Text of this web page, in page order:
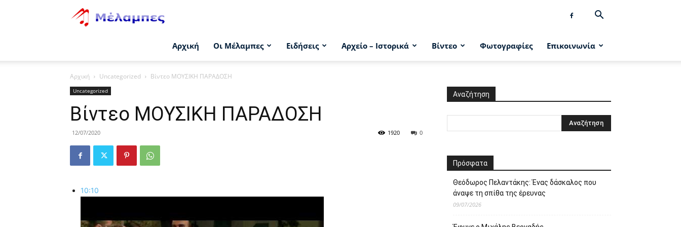
Αρχική Οι Μέλαμπες Ειδήσεις Αρχείο – Ιστορικά Βίντεο Φωτογραφίες Επικοινωνία
Αρχική Uncategorized Βίντεο ΜΟΥΣΙΚΗ ΠΑΡΑΔΟΣΗ
Uncategorized
Βίντεο ΜΟΥΣΙΚΗ ΠΑΡΑΔΟΣΗ
12/07/2020 0
1920
10:10
Αναζήτηση
Πρόσφατα
Θεόδωρος Πελαντάκης: Ένας δάσκαλος που
άναψε τη σπίθα της έρευνας
09/07/2026